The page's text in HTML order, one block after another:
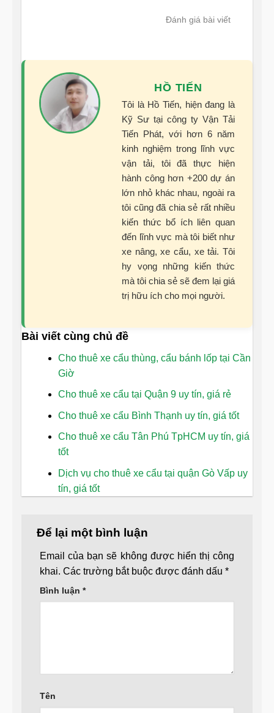
Đánh giá bài viết
HỒ TIẾN
Tôi là Hồ Tiến, hiện đang là
Kỹ Sư tại công ty Vận Tải
Tiến Phát, với hơn 6 năm
kinh nghiệm trong lĩnh vực
vận tải, tôi đã thực hiện
hành công hơn +200 dự án
lớn nhỏ khác nhau, ngoài ra
tôi cũng đã chia sẻ rất nhiều
kiến thức bổ ích liên quan
đến lĩnh vực mà tôi biết như
xe nâng, xe cẩu, xe tải. Tôi
hy vọng những kiến thức
mà tôi chia sẻ sẽ đem lại giá
trị hữu ích cho mọi người.
Bài viết cùng chủ đề
Cho thuê xe cẩu thùng, cẩu bánh lốp tại Cần
Giờ
Cho thuê xe cẩu tại Quận 9 uy tín, giá rẻ
Cho thuê xe cẩu Bình Thạnh uy tín, giá tốt
Cho thuê xe cẩu Tân Phú TpHCM uy tín, giá
tốt
Dịch vụ cho thuê xe cẩu tại quận Gò Vấp uy
tín, giá tốt
Để lại một bình luận
Email của bạn sẽ không được hiển thị công
khai. Các trường bắt buộc được đánh dấu *
Bình luận *
Tên